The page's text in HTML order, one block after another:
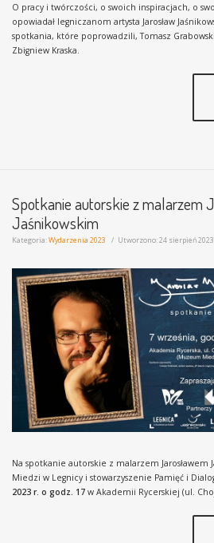
O pracy i twórczości, o swoich inspiracjach, o
opowiadał legniczanom artysta Jarosław
spotkania, które poprowadzili, Tomasz
Zbigniew Kraska.
Spotkanie autorskie z malarzem
Jaśnikowskim
Kategoria:Wydarzenia 2023 Utworzono: 24 sierpień 2023
Na spotkanie autorskie z malarzem Jarosławem
Miedzi w Legnicy i stowarzyszenie Pamięć i
2023 r. o godz. 17 w Akademii Rycerskiej (ul.